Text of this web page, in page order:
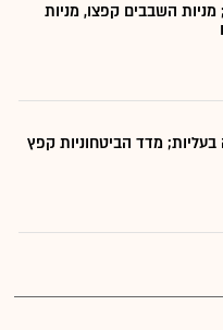
השבבים קפצו, מניות
מדד הביטחוניות קפץ